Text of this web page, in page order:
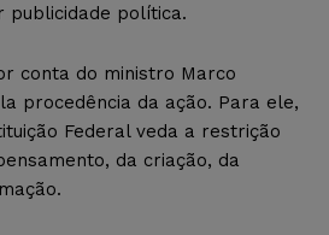
publicidade política.
conta do ministro Marco
procedência da ação. Para ele,
Federal veda a restrição
da criação, da